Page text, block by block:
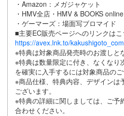
・Amazon：メガジャケット
・HMV全店・HMV & BOOKS
・ゲーマーズ：場面写ブロマイド
■主要EC販売ページへのリンクはこ
https://avex.lnk.to/
※特典は対象商品発売時のお渡しと
※特典は数量限定に付き、なくなり
を確実に入手するには対象商品のご
※商品仕様、特典内容、デザインは
ございます。
※特典の詳細に関しましては、ご予
合わせください。